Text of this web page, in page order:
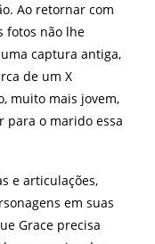
Ao retornar com
fotos não lhe
captura antiga,
de um X
muito mais jovem,
para o marido essa
e articulações,
em suas
Grace precisa